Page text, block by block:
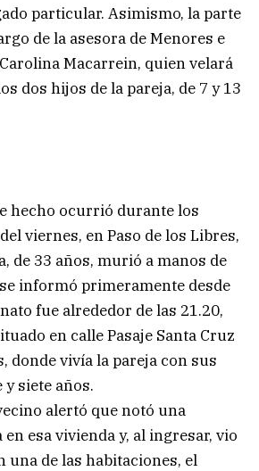
particular. Asimismo, la parte
de la asesora de Menores e
Macarrein, quien velará
dos hijos de la pareja, de 7 y 13
hecho ocurrió durante los
viernes, en Paso de los Libres,
de 33 años, murió a manos de
informó primeramente desde
fue alrededor de las 21.20,
en calle Pasaje Santa Cruz
donde vivía la pareja con sus
siete años.
alertó que notó una
esa vivienda y, al ingresar, vio
una de las habitaciones, el